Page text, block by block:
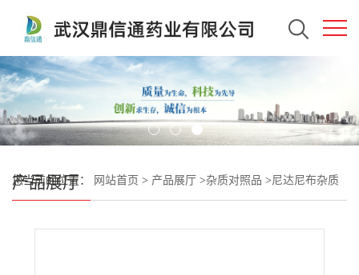
产品展厅
您当前的位置： 网站首页 > 产品展厅 >杂质对照品 >尼达尼布杂质